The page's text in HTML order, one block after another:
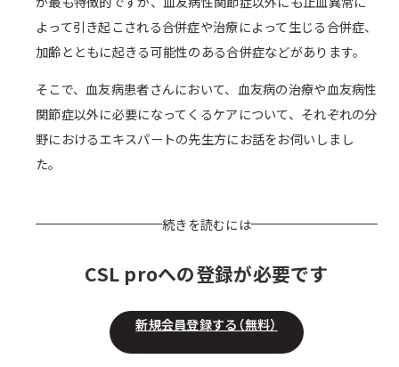
よって引き起こされる合併症や治療によって生じる合併症、
加齢とともに起きる可能性のある合併症などがあります。
そこで、血友病患者さんにおいて、血友病の治療や血友病性
関節症以外に必要になってくるケアについて、それぞれの分
野におけるエキスパートの先生方にお話をお伺いしまし
た。
続きを読むには
CSL proへの登録が必要です
新規会員登録する（無料）